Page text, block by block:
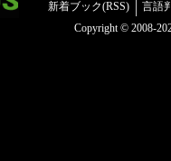
新着ブック(RSS)
言語
Copyright © 2008-